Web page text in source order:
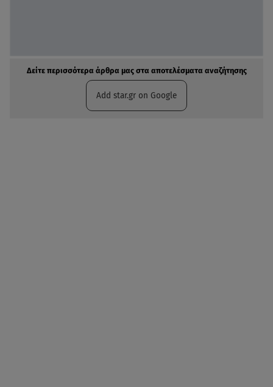
Δείτε περισσότερα άρθρα μας στα αποτελέσματα αναζήτησης
Add star.gr on Google